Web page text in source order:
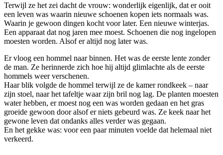
Terwijl ze het zei dacht de vrouw: wonderlijk eigenlijk, dat er ooit
een leven was waarin nieuwe schoenen kopen iets normaals was.
Waarin je gewoon dingen kocht voor later. Een nieuwe winterjas.
Een apparaat dat nog jaren mee moest. Schoenen die nog ingelopen
moesten worden. Alsof er altijd nog later was.
Er vloog een hommel naar binnen. Het was de eerste lente zonder
de man. Ze herinnerde zich hoe hij altijd glimlachte als de eerste
hommels weer verschenen.
Haar blik volgde de hommel terwijl ze de kamer rondkeek – naar
zijn stoel, naar het tafeltje waar zijn bril nog lag. De planten moesten
water hebben, er moest nog een was worden gedaan en het gras
groeide gewoon door alsof er niets gebeurd was. Ze keek naar het
gewone leven dat ondanks alles verder was gegaan.
En het gekke was: voor een paar minuten voelde dat helemaal niet
verkeerd.